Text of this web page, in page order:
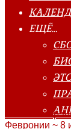
ЕЩЁ…
Главная
Февронии ~ 8